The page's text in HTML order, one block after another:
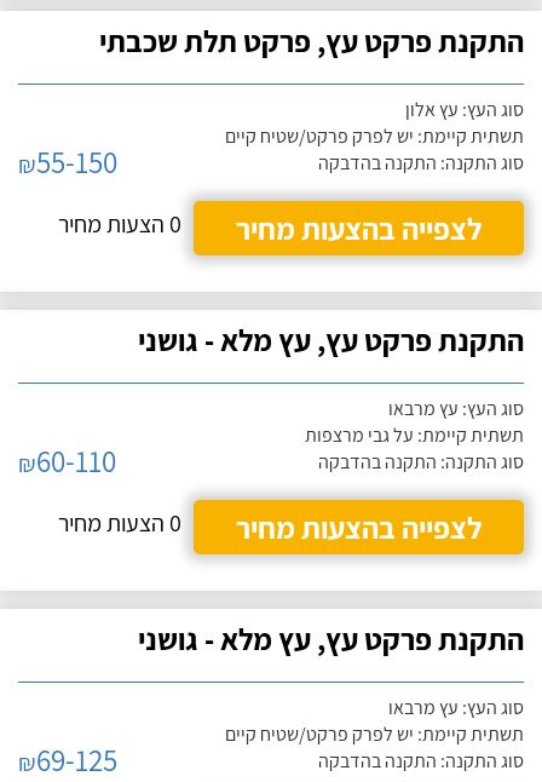
התקנת פרקט עץ, פרקט תלת שכבתי
סוג העץ: עץ אלון
תשתית קיימת: יש לפרק פרקט/שטיח קיים
סוג התקנה: התקנה בהדבקה
₪55-150
לצפייה בהצעות מחיר
0 הצעות מחיר
התקנת פרקט עץ, עץ מלא - גושני
סוג העץ: עץ מרבאו
תשתית קיימת: על גבי מרצפות
סוג התקנה: התקנה בהדבקה
₪60-110
לצפייה בהצעות מחיר
0 הצעות מחיר
התקנת פרקט עץ, עץ מלא - גושני
סוג העץ: עץ מרבאו
תשתית קיימת: יש לפרק פרקט/שטיח קיים
סוג התקנה: התקנה בהדבקה
₪69-125